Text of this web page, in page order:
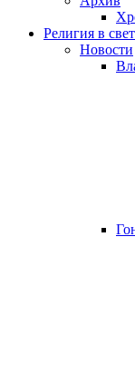
Религия в
Новости